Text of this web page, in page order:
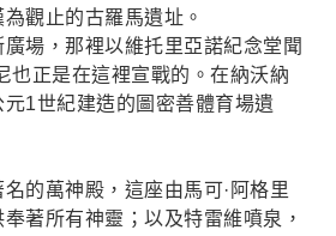
觀止的古羅馬遺址。
場，那裡以維托里亞諾紀念堂聞
也正是在這裡宣戰的。在納沃納
1世紀建造的圖密善體育場遺
的萬神殿，這座由馬可·阿格里
著所有神靈；以及特雷維噴泉，